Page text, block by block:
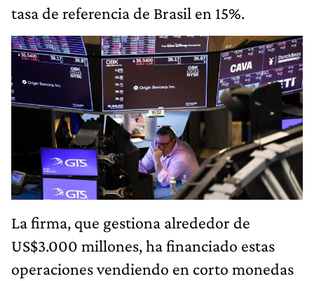
tasa de referencia de Brasil en 15%.
La firma, que gestiona alrededor de
US$3.000 millones, ha financiado estas
operaciones vendiendo en corto monedas